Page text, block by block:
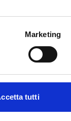
Marketing
tutti
Green
Impianti
Inclusione